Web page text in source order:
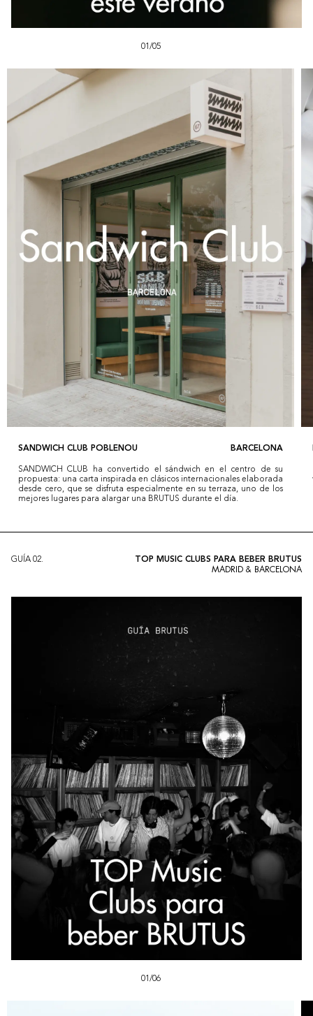
01/05
SANDWICH CLUB POBLENOU BARCELONA
SANDWICH CLUB ha convertido el sándwich en el centro de su
propuesta: una carta inspirada en clásicos internacionales elaborada
desde cero, que se disfruta especialmente en su terraza, uno de los
mejores lugares para alargar una BRUTUS durante el día.
GUÍA 02.
TOP MUSIC CLUBS PARA BEBER BRUTUS
MADRID & BARCELONA
01/06